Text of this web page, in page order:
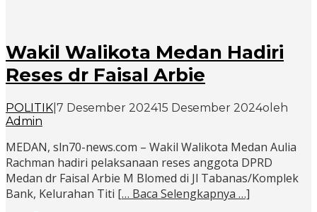
Wakil Walikota Medan Hadiri
Reses dr Faisal Arbie
POLITIK 7 Desember 202415 Desember 2024oleh
Admin
MEDAN, sln70-news.com – Wakil Walikota Medan Aulia
Rachman hadiri pelaksanaan reses anggota DPRD
Medan dr Faisal Arbie M Blomed di Jl Tabanas/Komplek
Bank, Kelurahan Titi [… Baca Selengkapnya …]